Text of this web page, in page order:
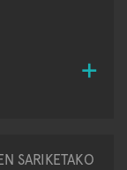
SARIKETAKO